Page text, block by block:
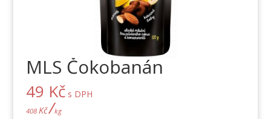
MLS Čokobanán
49 Kč s DPH
408 Kč/kg